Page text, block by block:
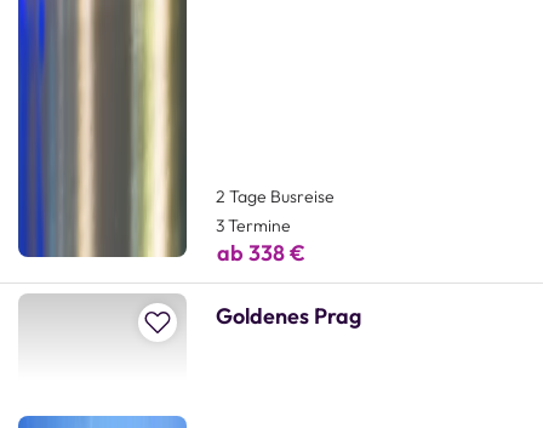
2 Tage Busreise
3 Termine
ab 338 €
Zur Merkliste hinzufügen
Goldenes Prag